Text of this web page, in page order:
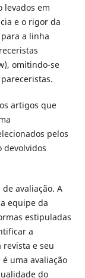
levados em
e o rigor da
a linha
omitindo-se
artigos que
pelos
devolvidos
avaliação. A
equipe da
estipuladas
a
e seu
uma avaliação
do